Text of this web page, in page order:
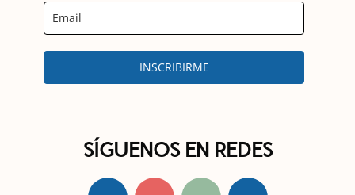
INSCRIBIRME
SÍGUENOS EN REDES